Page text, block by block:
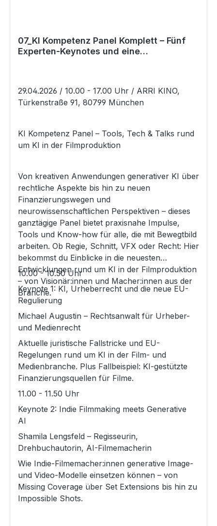
07_KI Kompetenz Panel Komplett – Fünf
Experten-Keynotes und eine
29.04.2026 / 10.00 - 17.00 Uhr / ARRI KINO,
Türkenstraße 91, 80799 München
KI Kompetenz Panel – Tools, Tech & Talks rund
um KI in der Filmproduktion
Von kreativen Anwendungen generativer KI über
rechtliche Aspekte bis hin zu neuen
Finanzierungswegen und
neurowissenschaftlichen Perspektiven – dieses
ganztägige Panel bietet praxisnahe Impulse,
Tools und Know-how für alle, die mit Bewegtbild
arbeiten. Ob Regie, Schnitt, VFX oder Recht: Hier
bekommst du Einblicke in die neuesten
Entwicklungen rund um KI in der Filmproduktion
– von Visionär:innen und Macher:innen aus der
Branche.
10.00 - 10.50 Uhr
Keynote 1: KI, Urheberrecht und die neue EU-
Regulierung
Michael Augustin – Rechtsanwalt für Urheber-
und Medienrecht
Aktuelle juristische Fallstricke und EU-
Regelungen rund um KI in der Film- und
Medienbranche. Plus Fallbeispiel: KI-gestützte
Finanzierungsquellen für Filme.
11.00 - 11.50 Uhr
Keynote 2: Indie Filmmaking meets Generative
AI
Shamila Lengsfeld – Regisseurin,
Drehbuchautorin, AI-Filmemacherin
Wie Indie-Filmemacher:innen generative Image-
und Video-Modelle einsetzen können – von
Missing Coverage über Set Extensions bis hin zu
Impossible Shots.